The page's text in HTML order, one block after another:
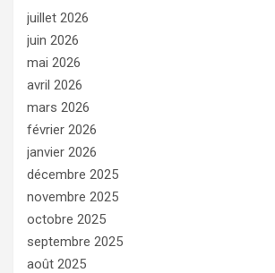
juillet 2026
juin 2026
mai 2026
avril 2026
mars 2026
février 2026
janvier 2026
décembre 2025
novembre 2025
octobre 2025
septembre 2025
août 2025